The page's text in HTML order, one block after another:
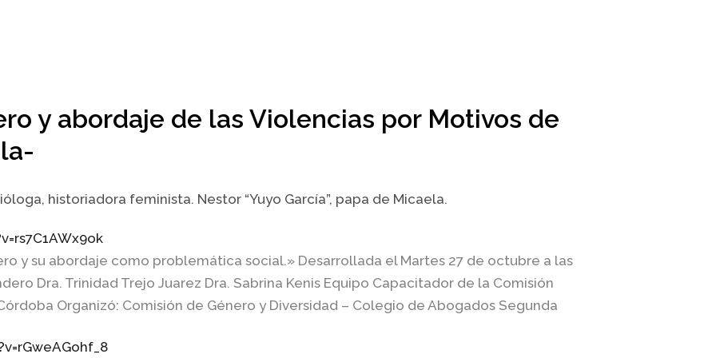
y abordaje de las Violencias por Motivos de
historiadora feminista. Nestor “Yuyo García”, papa de Micaela.
y su abordaje como problemática social.» Desarrollada el Martes 27 de octubre a las
Dra. Trinidad Trejo Juarez Dra. Sabrina Kenis Equipo Capacitador de la Comisión
Organizó: Comisión de Género y Diversidad – Colegio de Abogados Segunda